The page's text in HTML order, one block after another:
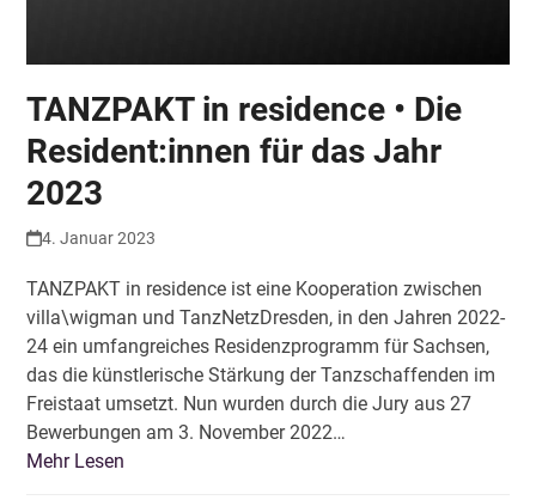
TANZPAKT in residence • Die
Resident:innen für das Jahr
2023
4. Januar 2023
TANZPAKT in residence ist eine Kooperation zwischen
villa\wigman und TanzNetzDresden, in den Jahren 2022-
24 ein umfangreiches Residenzprogramm für Sachsen,
das die künstlerische Stärkung der Tanzschaffenden im
Freistaat umsetzt. Nun wurden durch die Jury aus 27
Bewerbungen am 3. November 2022…
Mehr Lesen